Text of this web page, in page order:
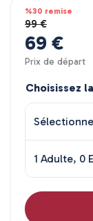
%30 remise
99 €
69 €
Prix ​​de départ
Choisissez
1 Adulte, 0